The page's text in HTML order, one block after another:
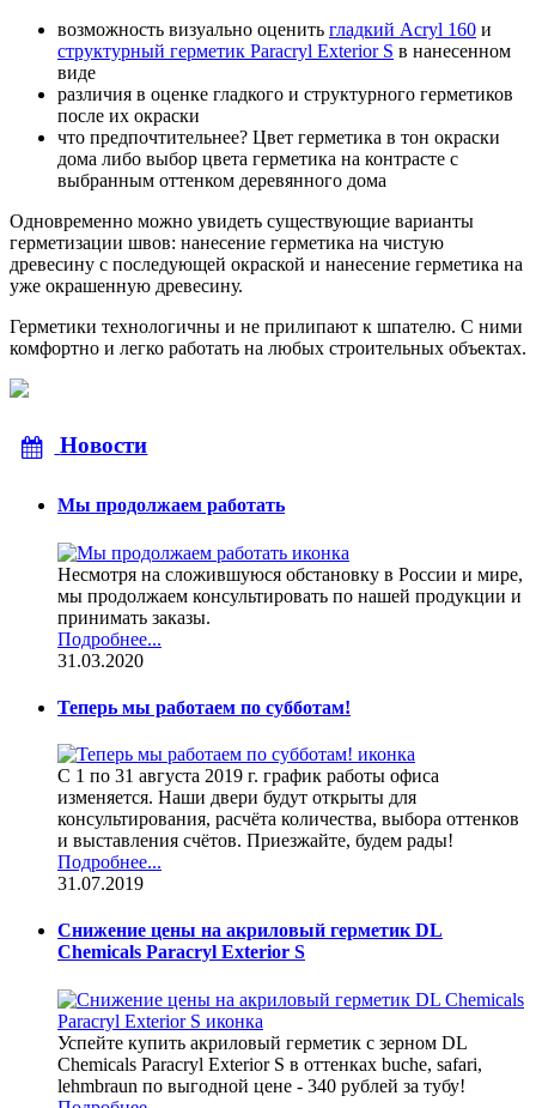
возможность визуально оценить гладкий Acryl 160 и
структурный герметик Paracryl Exterior S в нанесенном
виде
различия в оценке гладкого и структурного герметиков
после их окраски
что предпочтительнее? Цвет герметика в тон окраски
дома либо выбор цвета герметика на контрасте с
выбранным оттенком деревянного дома
Одновременно можно увидеть существующие варианты
герметизации швов: нанесение герметика на чистую
древесину с последующей окраской и нанесение герметика на
уже окрашенную древесину.
Герметики технологичны и не прилипают к шпателю. С ними
комфортно и легко работать на любых строительных объектах.
Новости
Мы продолжаем работать
Несмотря на сложившуюся обстановку в России и мире,
мы продолжаем консультировать по нашей продукции и
принимать заказы.
Подробнее...
31.03.2020
Теперь мы работаем по субботам!
С 1 по 31 августа 2019 г. график работы офиса
изменяется. Наши двери будут открыты для
консультирования, расчёта количества, выбора оттенков
и выставления счётов. Приезжайте, будем рады!
Подробнее...
31.07.2019
Снижение цены на акриловый герметик DL
Chemicals Paracryl Exterior S
Успейте купить акриловый герметик с зерном DL
Chemicals Paracryl Exterior S в оттенках buche, safari,
lehmbraun по выгодной цене - 340 рублей за тубу!